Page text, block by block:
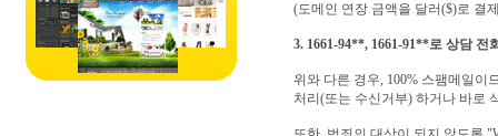
(도메인 연장 금액을 달러($)로 결
3. 1661-94**, 1661-91**로 상담 전
위와 다른 경우, 100% 스팸메일이
처리(또는 수신거부) 하거나 바로